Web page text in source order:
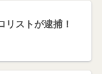
リストが逮捕！